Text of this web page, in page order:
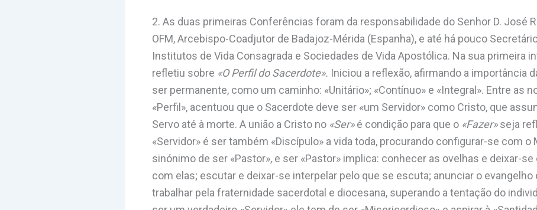
2. As duas primeiras Conferências foram da responsabilidade do Senhor D. José
OFM, Arcebispo-Coadjutor de Badajoz-Mérida (Espanha), e até há pouco
Institutos de Vida Consagrada e Sociedades de Vida Apostólica. Na sua primeira
refletiu sobre «O Perfil do Sacerdote». Iniciou a reflexão, afirmando a importância
ser permanente, como um caminho: «Unitário»; «Contínuo» e «Integral». Entre as
«Perfil», acentuou que o Sacerdote deve ser «um Servidor» como Cristo, que
Servo até à morte. A união a Cristo no «Ser»é condição para que o «Fazer»seja
«Servidor» é ser também «Discípulo» a vida toda, procurando configurar-se com o
sinónimo de ser «Pastor», e ser «Pastor» implica: conhecer as ovelhas e deixar-
com elas; escutar e deixar-se interpelar pelo que se escuta; anunciar o evangelho
trabalhar pela fraternidade sacerdotal e diocesana, superando a tentação do